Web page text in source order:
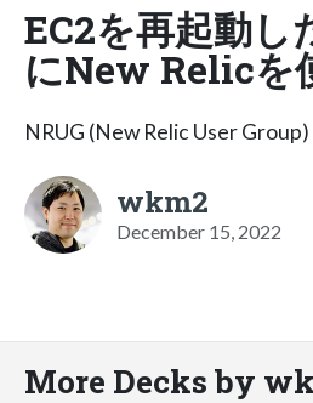
EC2を再起動し
にNew Relicを
NRUG (New Relic User
wkm2
December 15, 2022
More Decks by